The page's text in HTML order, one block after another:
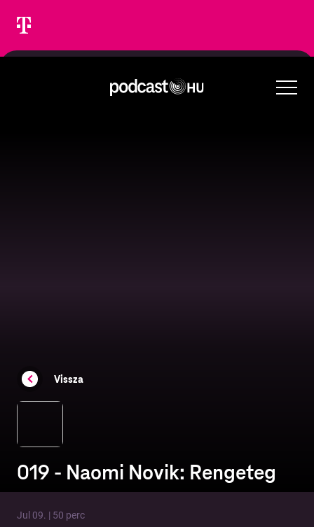
Vissza
019 - Naomi Novik: Rengeteg
Jul 09. | 50 perc